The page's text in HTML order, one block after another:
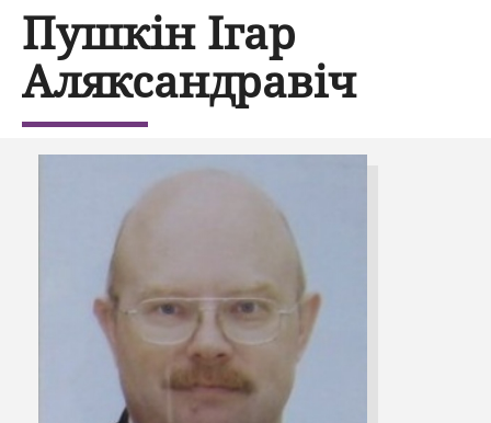
Пушкін Ігар
Аляксандравіч